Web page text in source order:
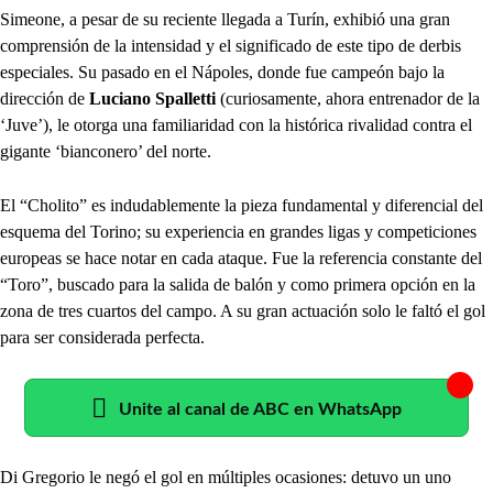
Simeone, a pesar de su reciente llegada a Turín, exhibió una gran
comprensión de la intensidad y el significado de este tipo de derbis
especiales. Su pasado en el Nápoles, donde fue campeón bajo la
dirección de Luciano Spalletti (curiosamente, ahora entrenador de la
‘Juve’), le otorga una familiaridad con la histórica rivalidad contra el
gigante ‘bianconero’ del norte.
El “Cholito” es indudablemente la pieza fundamental y diferencial del
esquema del Torino; su experiencia en grandes ligas y competiciones
europeas se hace notar en cada ataque. Fue la referencia constante del
“Toro”, buscado para la salida de balón y como primera opción en la
zona de tres cuartos del campo. A su gran actuación solo le faltó el gol
para ser considerada perfecta.
Unite al canal de ABC en WhatsApp
Di Gregorio le negó el gol en múltiples ocasiones: detuvo un uno